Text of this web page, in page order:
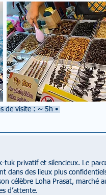
de visite : ~ 5h •
tuk privatif et silencieux. Le
dans des lieux plus
célèbre Loha Prasat, marché
d’attente.